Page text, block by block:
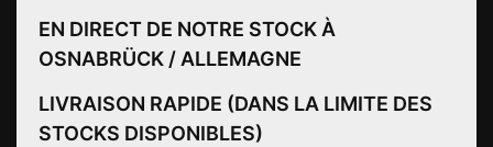
EN DIRECT DE NOTRE STOCK À
OSNABRÜCK / ALLEMAGNE
LIVRAISON RAPIDE (DANS LA LIMITE DES
STOCKS DISPONIBLES)